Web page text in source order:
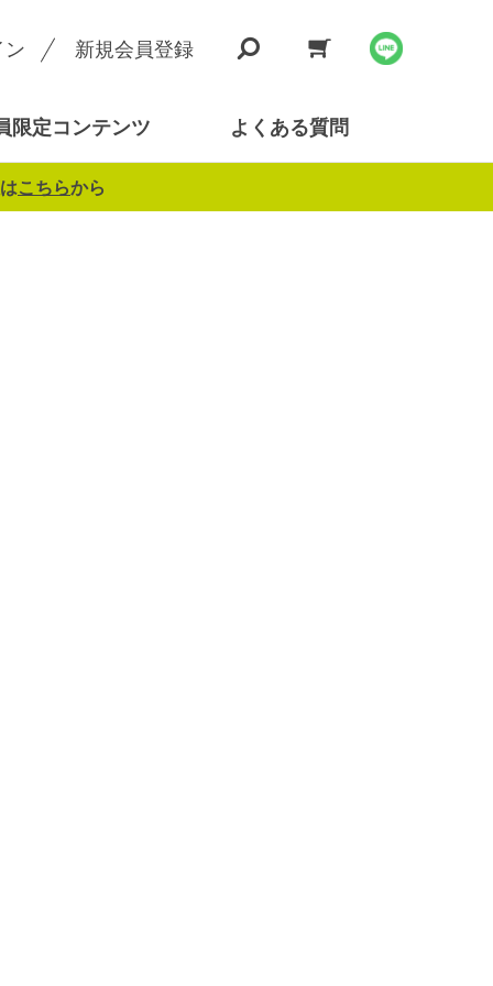
ン 新規会員登録
限定コンテンツ よくある質問
こちらから